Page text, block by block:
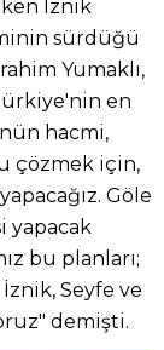
İznik
sürdüğü
Yumaklı,
en
hacmi,
çözmek için,
Göle
yapacak
bu planları;
Seyfe ve
demişti.